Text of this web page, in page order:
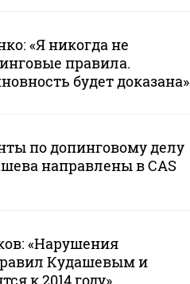
«Я никогда не
правила.
будет доказана»
по допинговому делу
направлены в CAS
«Нарушения
Кудашевым и
к 2014 году»